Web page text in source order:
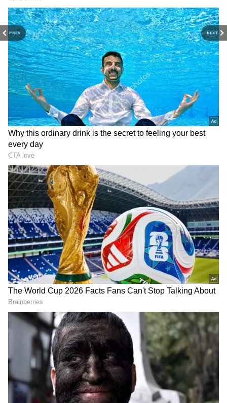
PREV NEXT
Related Articles
Carrot Juice: రోజూ ఒక గ్లాస్ క్యారెట్ జ్యూస్ తాగితే
ఏమవుతుంది? చాలామందికి తెలియని సీక్రెట్స్!
Ragi Java: రోజుకో గ్లాస్ రాగి జావ తాగితే శరీరంలో
జరిగే 5 అద్భుతమైన మార్పులు ఇవే!
3
6
Image Credit :Getty
తలపై మసాజ్
ఆయిల్ తో తలపై 2 నుంచి 5 నిమిషాల పాటు వేళ్లతో
మృదువుగా మసాజ్ చేయాలి. మసాజ్ వల్ల తల చర్మంలో
రక్తప్రసరణ మెరుగుపడుతుంది. ఇది తల చర్మాన్ని రిలాక్స్
చేయడంతో పాటు ఒత్తిడిని తగ్గించడంలో కూడా
సహాయపడుతుంది. అయితే అధికంగా నూనె రాసి రాత్రంతా
ఉంచడం అందరికీ సెట్ కాకపోవచ్చు. ముఖ్యంగా చుండ్రు,